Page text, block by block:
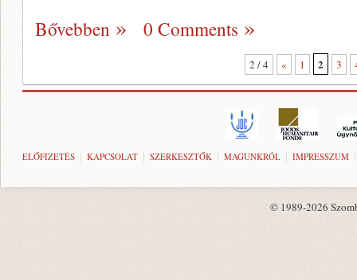
Bővebben
0 Comments
2 / 4 « 1 2 3
ELŐFIZETÉS KAPCSOLAT SZERKESZTŐK MAGUNKRÓL IMPRESSZUM
© 1989-2026